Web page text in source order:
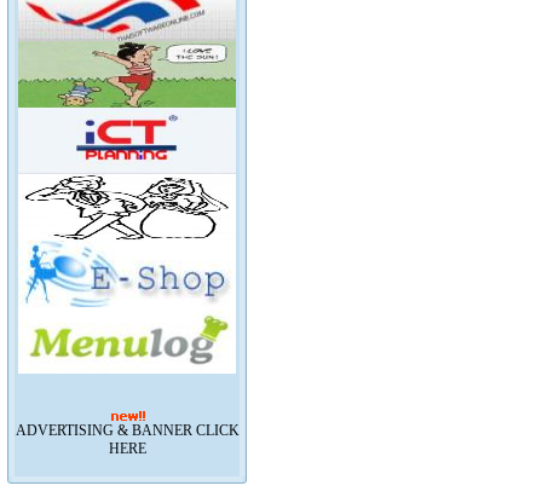
ADVERTISING & BANNER CLICK
HERE